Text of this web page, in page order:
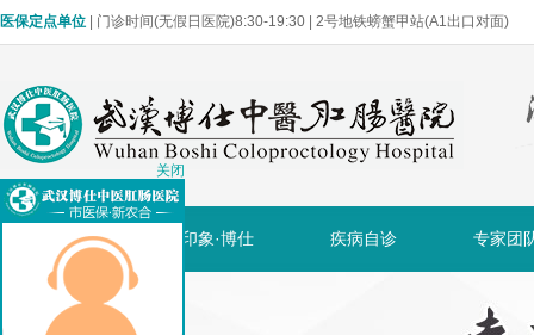
医保定点单位 | 门诊时间(无假日医院)8:30-19:30 | 2号地铁螃蟹甲站(A1出口对面)
网站首页 印象·博仕 疾病自诊 专家团
关闭